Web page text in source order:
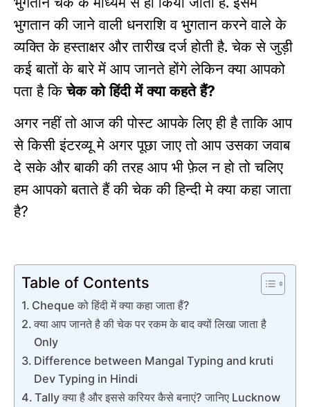
भुगतान की जाने वाली धनराशि व भुगतान करने वाले के
व्यक्ति के हस्ताक्षर और तारीख दर्ज होती है. चेक से जुड़ी
कई बातों के बारे में आप जानते होंगे लेकिन क्या आपको
पता है किचेक कोहिंदीमें क्या कहते हैं?
अगर नहीं तो आज की पोस्ट आपके लिए ही है ताकि आप
से किसी इंटरव्यू मे अगर पूछा जाए तो आप उसका जवाब
दे सके और बाकी की तरह आप भी फ़ेल न हो तो चलिए
हम आपको बताते हैं की चेक की हिन्दी मे क्या कहा जाता
है?
Table of Contents
Cheque को हिंदी में क्या कहा जाता हैं?
क्या आप जानते है की चेक पर रकम के बाद क्यों लिखा जाता है
Only
Difference between Mangal Typing and kruti
Dev Typing in Hindi
Tally क्या है और इससे करियर कैसे बनाएं? जानिए Lucknow